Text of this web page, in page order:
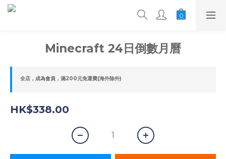
Minecraft 24日倒數月曆
全店，成為會員，滿200元免運費(海外除外)
HK$338.00